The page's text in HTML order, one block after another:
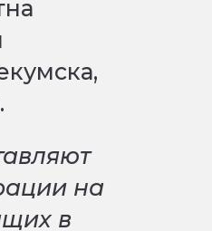
на
в